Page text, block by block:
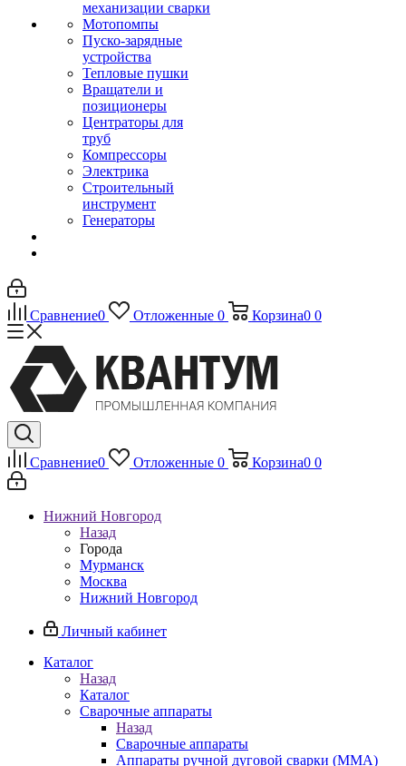
механизации сварки
Мотопомпы
Пуско-зарядные
устройства
Тепловые пушки
Вращатели и
позиционеры
Центраторы для
труб
Компрессоры
Электрика
Строительный
инструмент
Генераторы
Сравнение0 Отложенные 0 Корзина0 0
Сравнение0 Отложенные 0 Корзина0 0
Нижний Новгород
Назад
Города
Мурманск
Москва
Нижний Новгород
Личный кабинет
Каталог
Назад
Каталог
Сварочные аппараты
Назад
Сварочные аппараты
Аппараты ручной дуговой сварки (MMA)